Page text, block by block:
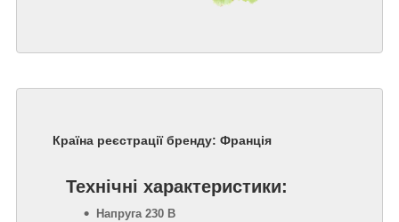
Технічні характеристики:
Напруга 230 В
Країна реєстрації бренду: Франція